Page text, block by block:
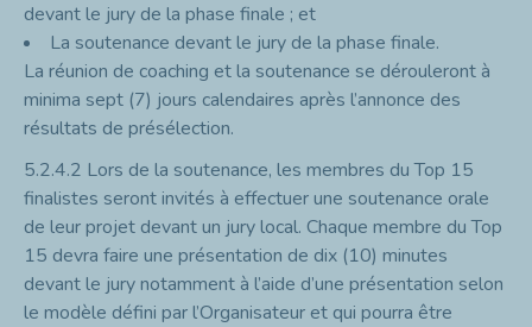
devant le jury de la phase finale ; et
La soutenance devant le jury de la phase finale.
La réunion de coaching et la soutenance se dérouleront à
minima sept (7) jours calendaires après l’annonce des
résultats de présélection.
5.2.4.2 Lors de la soutenance, les membres du Top 15
finalistes seront invités à effectuer une soutenance orale
de leur projet devant un jury local. Chaque membre du Top
15 devra faire une présentation de dix (10) minutes
devant le jury notamment à l’aide d’une présentation selon
le modèle défini par l’Organisateur et qui pourra être